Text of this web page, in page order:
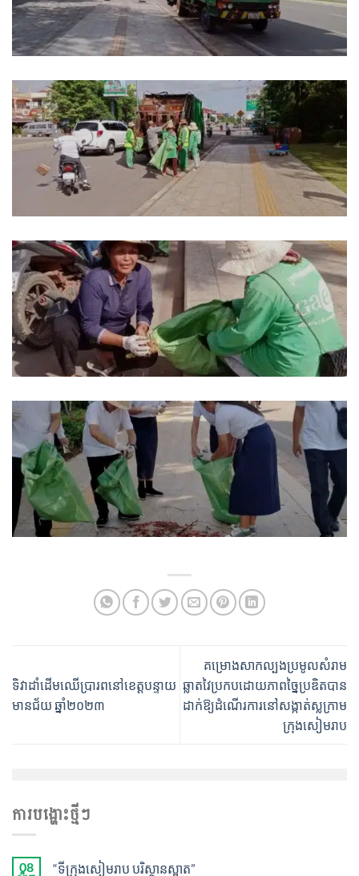
ទិវា​ដាំ​ដើម​ឈើប្រារព​នៅ​ខេត្ត​បន្ទាយ
មានជ័យ ឆ្នាំ២០២៣
គម្រោងសាកល្បងប្រមូលសំរាម
ឆ្លាតវៃប្រកបដោយភាពច្នៃប្រឌិតបាន
ដាក់ឱ្យដំណើរការនៅសង្កាត់ស្លក្រាម
ក្រុងសៀមរាប
ការបង្ហោះថ្មីៗ
08 “ទីក្រុងសៀមរាប បរិស្ថានស្អាត”